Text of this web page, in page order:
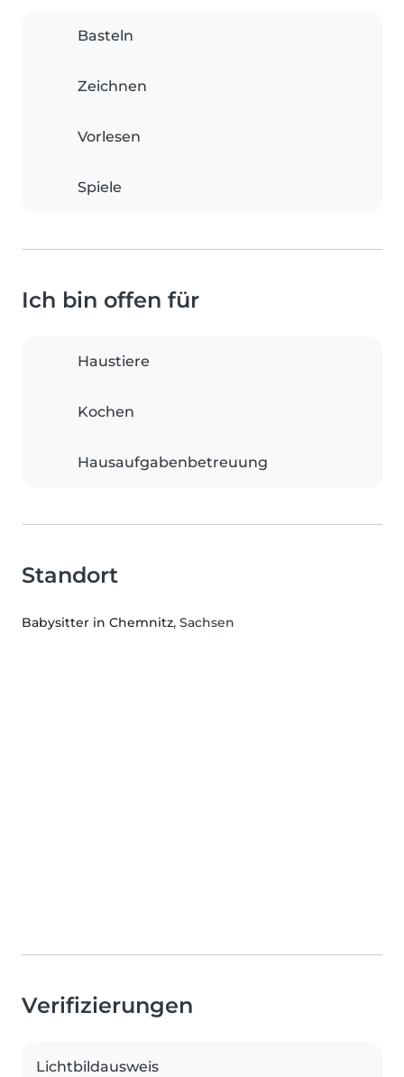
Basteln
Zeichnen
Vorlesen
Spiele
Ich bin offen für
Haustiere
Kochen
Hausaufgabenbetreuung
Standort
Babysitter in Chemnitz, Sachsen
Verifizierungen
Lichtbildausweis